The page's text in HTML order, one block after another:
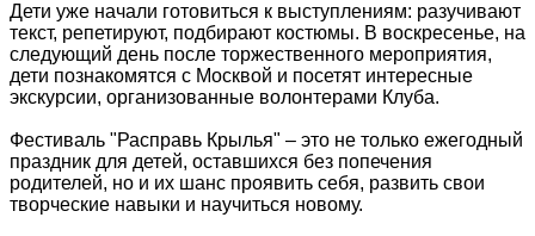
Дети уже начали готовиться к выступлениям: разучивают
текст, репетируют, подбирают костюмы. В воскресенье, на
следующий день после торжественного мероприятия,
дети познакомятся с Москвой и посетят интересные
экскурсии, организованные волонтерами Клуба.
Фестиваль "Расправь Крылья" – это не только ежегодный
праздник для детей, оставшихся без попечения
родителей, но и их шанс проявить себя, развить свои
творческие навыки и научиться новому.